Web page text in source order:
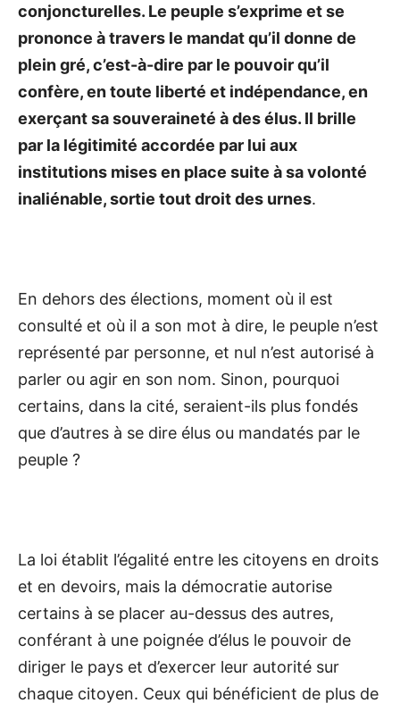
conjoncturelles. Le peuple s’exprime et se
prononce à travers le mandat qu’il donne de
plein gré, c’est-à-dire par le pouvoir qu’il
confère, en toute liberté et indépendance, en
exerçant sa souveraineté à des élus. Il brille
par la légitimité accordée par lui aux
institutions mises en place suite à sa volonté
inaliénable, sortie tout droit des urnes.
En dehors des élections, moment où il est
consulté et où il a son mot à dire, le peuple n’est
représenté par personne, et nul n’est autorisé à
parler ou agir en son nom. Sinon, pourquoi
certains, dans la cité, seraient-ils plus fondés
que d’autres à se dire élus ou mandatés par le
peuple ?
La loi établit l’égalité entre les citoyens en droits
et en devoirs, mais la démocratie autorise
certains à se placer au-dessus des autres,
conférant à une poignée d’élus le pouvoir de
diriger le pays et d’exercer leur autorité sur
chaque citoyen. Ceux qui bénéficient de plus de